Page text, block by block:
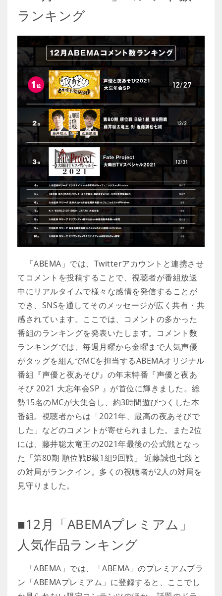
ランキング
「ABEMA」では、Twitterアカウントと連携させ
てコメントを投稿することで、視聴者が番組放送
中にリアルタイムで様々な感情を発信することが
でき、SNSを通してそのメッセージが広く共有・共
感されています。ここでは、コメントの多かった
番組のランキングを発表いたします。コメント数
ランキングでは、毎週月曜から金曜まで人気声優
がタッグを組んでMCを担当するABEMAオリジナル
番組『声優と夜あそび』の年末特番『声優と夜あ
そび 2021 大忘年会SP 』が首位に輝きました。総
勢15名のMCが大集合し、約3時間遊びつくした本
番組。視聴者からは「2021年、最高の夜あそびで
した」などのコメントが寄せられました。また2位
には、藤井聡太竜王の2021年最後の公式戦となっ
た「第80期 順位戦B級1組9回戦」 近藤誠也七段と
の対局がランクイン。多くの視聴者が2人の対局を
見守りました。
■12月「ABEMAプレミアム」
人気作品ランキング
「ABEMA」では、「ABEMA」のプレミアムプラ
ン「ABEMAプレミアム」に登録すると、ここでし